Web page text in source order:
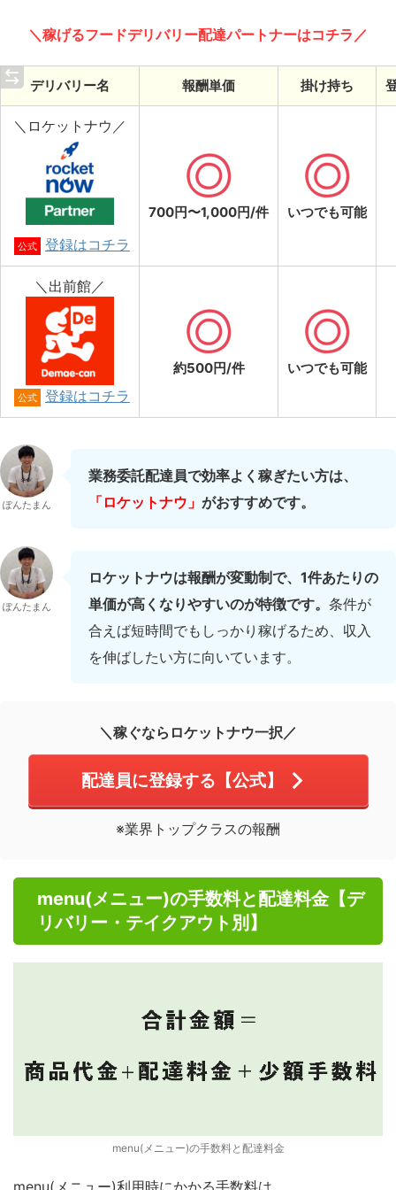
＼稼げるフードデリバリー配達パートナーはコチラ／
デリバリー名 報酬単価 掛け持ち
＼ロケットナウ／
公式 登録はコチラ
700円〜1,000円/件 いつでも可能
＼出前館／
公式 登録はコチラ
約500円/件 いつでも可能
ぽんたまん
業務委託配達員で効率よく稼ぎたい方は、
「ロケットナウ」 がおすすめです。
ぽんたまん
ロケットナウは報酬が変動制で、1件あたりの
単価が高くなりやすいのが特徴です。 条件が
合えば短時間でもしっかり稼げるため、収入
を伸ばしたい方に向いています。
＼稼ぐならロケットナウ一択／
配達員に登録する【公式】
※業界トップクラスの報酬
menu(メニュー)の手数料と配達料金【デ
リバリー・テイクアウト別】
menu(メニュー)の手数料と配達料金
menu(メニュー)利用時にかかる手数料は、